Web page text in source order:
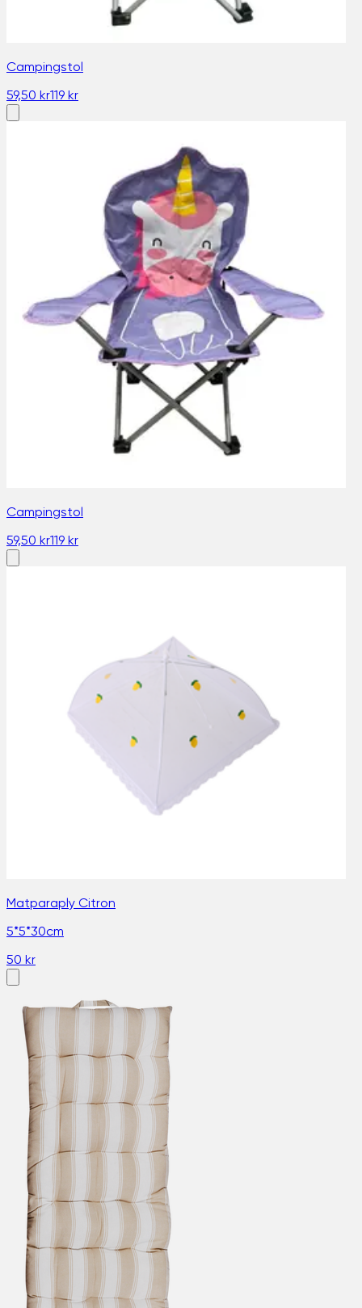
Campingstol
59,50 kr119 kr
Campingstol
59,50 kr119 kr
Matparaply Citron
5*5*30cm
50 kr